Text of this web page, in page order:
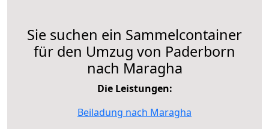
Sie suchen ein Sammelcontainer
für den Umzug von Paderborn
nach Maragha
Die Leistungen:
Beiladung nach Maragha